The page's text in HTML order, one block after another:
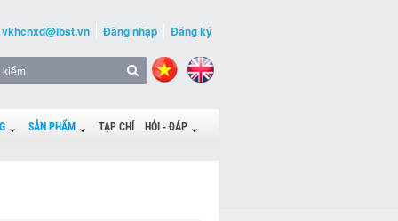
vkhcnxd@ibst.vn Đăng nhập Đăng ký
SẢN PHẨM TẠP CHÍ HỎI - ĐÁP